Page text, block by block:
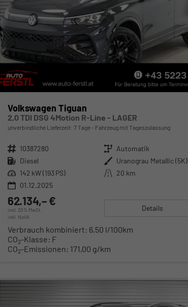
Volkswagen Tiguan
2,0 TDI DSG 4Motion R-Line - LAGER
unverbindliche Lieferzeit: 7 Tage Fahrzeug mit Tageszulassung
Fahrzeugnr. 10387280 Getriebe Automatik
Kraftstoff Diesel Außenfarbe Uranograu Metallic (5K)
Leistung 142 kW (193 PS) Kilometerstand 20 km
01.12.2025
62.134,– €
incl. 20% MwSt.
inkl. NoVA
Details
Verbrauch kombiniert: 6,50 l/100km
CO2-Klasse: F
CO2-Emissionen: 171,00 g/km